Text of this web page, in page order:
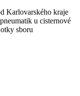
Karlovarského kraje
u cisternové
sboru